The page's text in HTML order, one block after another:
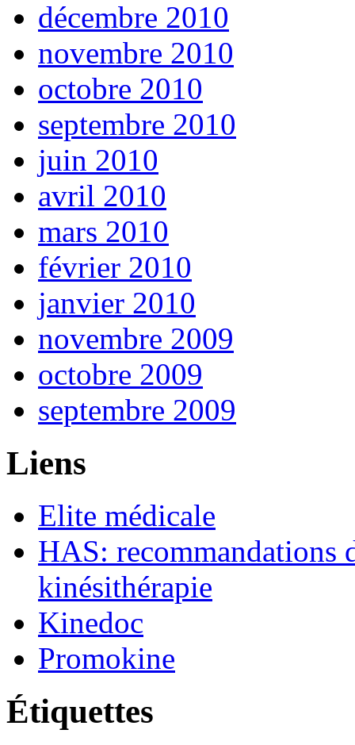
décembre 2010
novembre 2010
octobre 2010
septembre 2010
juin 2010
avril 2010
mars 2010
février 2010
janvier 2010
novembre 2009
octobre 2009
septembre 2009
Liens
Elite médicale
HAS: recommandations
kinésithérapie
Kinedoc
Promokine
Étiquettes